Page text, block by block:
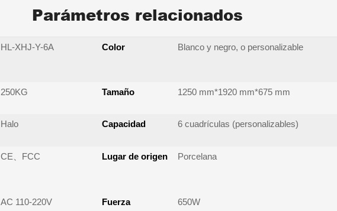
Parámetros relacionados
HL-XHJ-Y-6A Color Blanco y negro, o personalizable
250KG Tamaño 1250 mm*1920 mm*675 mm
Halo Capacidad 6 cuadrículas (personalizables)
CE、FCC Lugar de origen Porcelana
AC 110-220V Fuerza 650W